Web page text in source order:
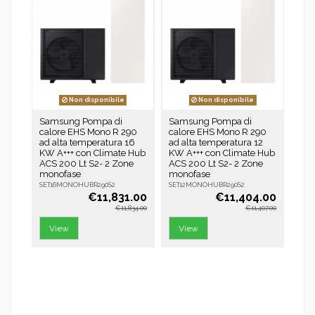
Non disponibile
Samsung Pompa di
calore EHS Mono R 290
ad alta temperatura 16
KW A+++ con Climate Hub
ACS 200 Lt S2- 2 Zone
monofase
SET16MONOHUBR290S2
€11,831.00
€11,834.00
View
Non disponibile
Samsung Pompa di
calore EHS Mono R 290
ad alta temperatura 12
KW A+++ con Climate Hub
ACS 200 Lt S2- 2 Zone
monofase
SET12MONOHUBR290S2
€11,404.00
€11,407.00
View